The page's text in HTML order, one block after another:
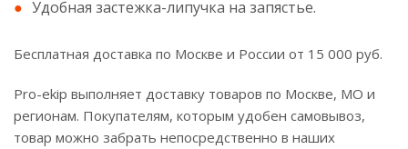
Удобная застежка-липучка на запястье.
Бесплатная доставка по Москве и России от 15 000 руб.
Pro-ekip выполняет доставку товаров по Москве, МО и
регионам. Покупателям, которым удобен самовывоз,
товар можно забрать непосредственно в наших